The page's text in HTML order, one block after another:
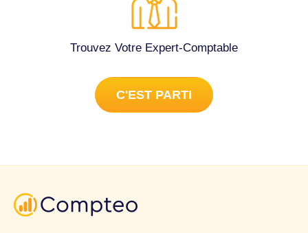
Trouvez Votre Expert-Comptable
C'EST PARTI